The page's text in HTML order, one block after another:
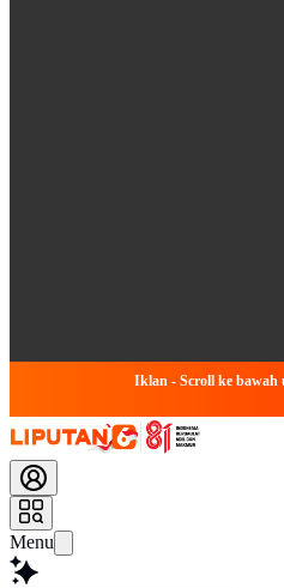
Iklan - Scroll ke
Menu